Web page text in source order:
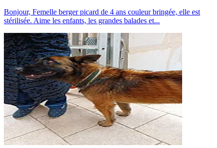
Bonjour, Femelle berger picard de 4 ans couleur bringée, elle est
stérilisée. Aime les enfants, les grandes balades et...